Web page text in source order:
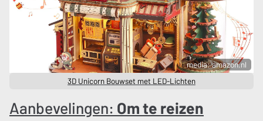
media: amazon.nl
3D Unicorn Bouwset met LED-Lichten
Aanbevelingen: Om te reizen